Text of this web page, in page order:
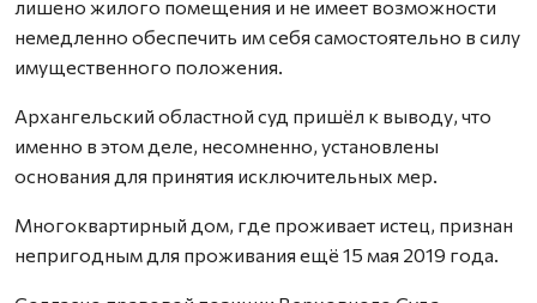
лишено жилого помещения и не имеет возможности
немедленно обеспечить им себя самостоятельно в силу
имущественного положения.
Архангельский областной суд пришёл к выводу, что
именно в этом деле, несомненно, установлены
основания для принятия исключительных мер.
Многоквартирный дом, где проживает истец, признан
непригодным для проживания ещё 15 мая 2019 года.